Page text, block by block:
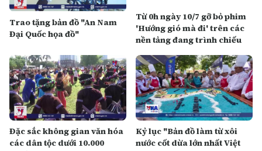
Trao tặng bản đồ "An Nam
Đại Quốc họa đồ"
Từ 0h ngày 10/7 gỡ bỏ phim
'Hướng gió mà đi' trên các
nền tảng đang trình chiếu
Đặc sắc không gian văn hóa
các dân tộc dưới 10.000
Kỷ lục "Bản đồ làm từ xôi
nước cốt dừa lớn nhất Việt